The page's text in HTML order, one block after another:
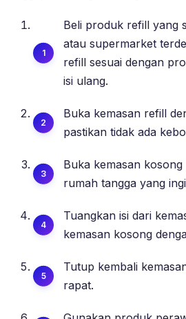
Beli produk refill yang
atau supermarket
refill sesuai dengan
isi ulang.
Buka kemasan refill
pastikan tidak ada
Buka kemasan
rumah tangga yang
Tuangkan isi dari
kemasan kosong
Tutup kembali
rapat.